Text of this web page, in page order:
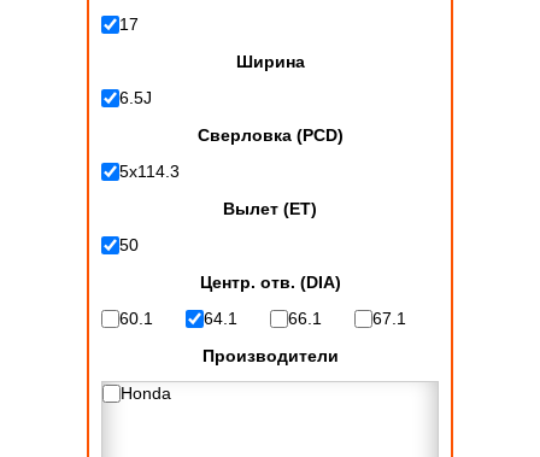
17
Ширина
6.5J
Сверловка (PCD)
5x114.3
Вылет (ET)
50
Центр. отв. (DIA)
60.1
64.1 66.1
67.1
Производители
Honda